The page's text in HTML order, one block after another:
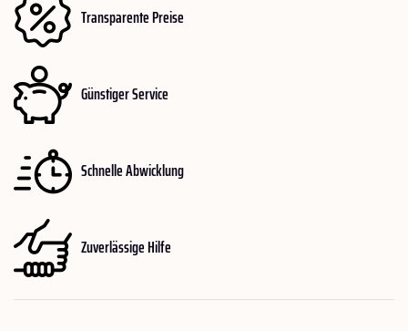
Transparente Preise
Günstiger Service
Schnelle Abwicklung
Zuverlässige Hilfe